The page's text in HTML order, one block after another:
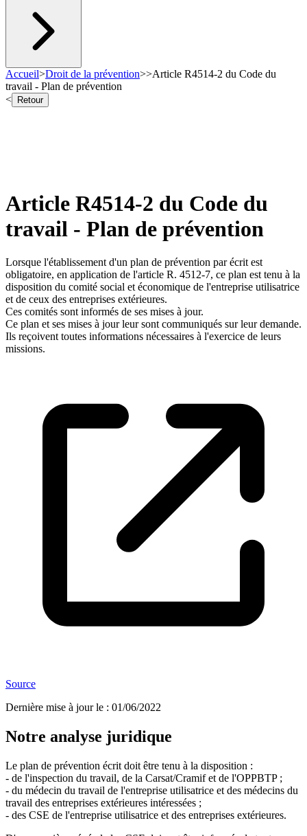
Accueil>Droit de la prévention>>Article R4514-2 du Code du
travail - Plan de prévention
<
Retour
Article R4514-2 du Code du
travail - Plan de prévention
Lorsque l'établissement d'un plan de prévention par écrit est
obligatoire, en application de l'article R. 4512-7, ce plan est tenu à la
disposition du comité social et économique de l'entreprise utilisatrice
et de ceux des entreprises extérieures.
Ces comités sont informés de ses mises à jour.
Ce plan et ses mises à jour leur sont communiqués sur leur demande.
Ils reçoivent toutes informations nécessaires à l'exercice de leurs
missions.
Source
Dernière mise à jour le : 01/06/2022
Notre analyse juridique
Le plan de prévention écrit doit être tenu à la disposition :
- de l'inspection du travail, de la Carsat/Cramif et de l'OPPBTP ;
- du médecin du travail de l'entreprise utilisatrice et des médecins du
travail des entreprises extérieures intéressées ;
- des CSE de l'entreprise utilisatrice et des entreprises extérieures.